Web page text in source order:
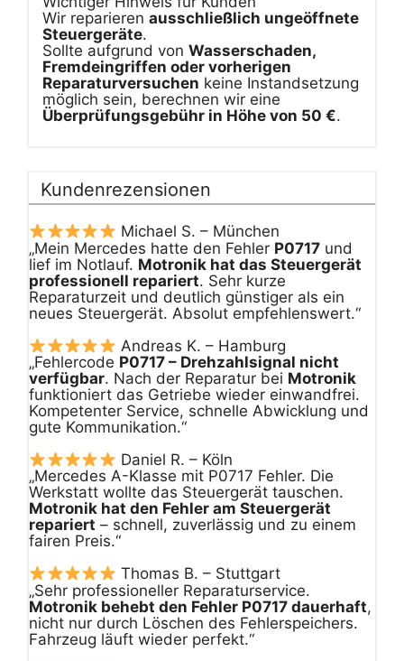
Wir reparieren ausschließlich ungeöffnete
Steuergeräte.
Sollte aufgrund von Wasserschaden,
Fremdeingriffen oder vorherigen
Reparaturversuchen keine Instandsetzung
möglich sein, berechnen wir eine
Überprüfungsgebühr in Höhe von 50 €.
Kundenrezensionen
Michael S. – München
„Mein Mercedes hatte den Fehler P0717 und
lief im Notlauf. Motronik hat das Steuergerät
professionell repariert. Sehr kurze
Reparaturzeit und deutlich günstiger als ein
neues Steuergerät. Absolut empfehlenswert.“
Andreas K. – Hamburg
„Fehlercode P0717 – Drehzahlsignal nicht
verfügbar. Nach der Reparatur bei Motronik
funktioniert das Getriebe wieder einwandfrei.
Kompetenter Service, schnelle Abwicklung und
gute Kommunikation.“
Daniel R. – Köln
„Mercedes A-Klasse mit P0717 Fehler. Die
Werkstatt wollte das Steuergerät tauschen.
Motronik hat den Fehler am Steuergerät
repariert – schnell, zuverlässig und zu einem
fairen Preis.“
Thomas B. – Stuttgart
„Sehr professioneller Reparaturservice.
Motronik behebt den Fehler P0717 dauerhaft,
nicht nur durch Löschen des Fehlerspeichers.
Fahrzeug läuft wieder perfekt.“